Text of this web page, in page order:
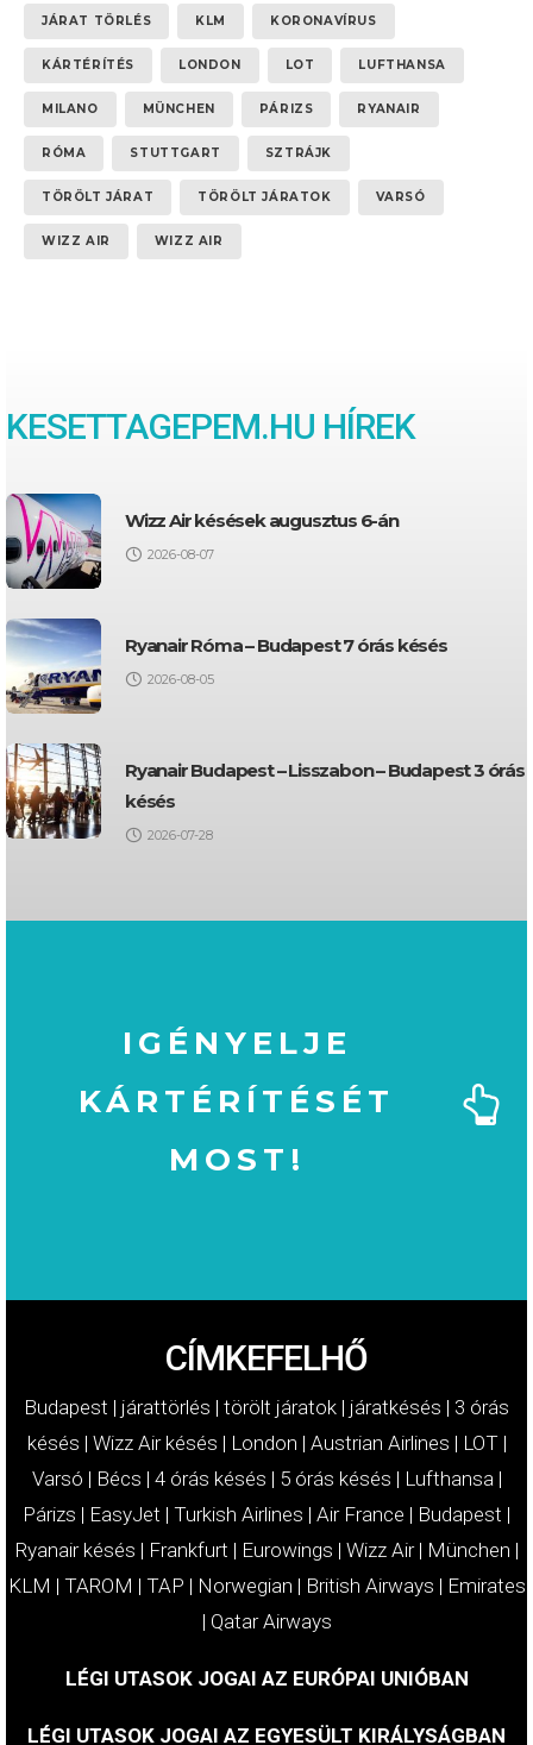
JÁRAT TÖRLÉS KLM KORONAVÍRUS
KÁRTÉRÍTÉS LONDON LOT LUFTHANSA
MILANO MÜNCHEN PÁRIZS RYANAIR
RÓMA STUTTGART SZTRÁJK
TÖRÖLT JÁRAT TÖRÖLT JÁRATOK VARSÓ
WIZZ AIR WIZZ AIR
KESETTAGEPEM.HU HÍREK
Wizz Air késések augusztus 6-án
2026-08-07
Ryanair Róma – Budapest 7 órás késés
2026-08-05
Ryanair Budapest – Lisszabon – Budapest 3 órás
késés
2026-07-28
IGÉNYELJE
KÁRTÉRÍTÉSÉT
MOST!
CÍMKEFELHŐ
Budapest | járattörlés | törölt járatok | járatkésés | 3 órás
késés | Wizz Air késés | London | Austrian Airlines | LOT|
Varsó | Bécs | 4 órás késés | 5 órás késés | Lufthansa |
Párizs | EasyJet | Turkish Airlines | Air France | Budapest |
Ryanair késés | Frankfurt | Eurowings | Wizz Air| München |
KLM | TAROM | TAP | Norwegian | British Airways | Emirates
| Qatar Airways
LÉGI UTASOK JOGAI AZ EURÓPAI UNIÓBAN
LÉGI UTASOK JOGAI AZ EGYESÜLT KIRÁLYSÁGBAN